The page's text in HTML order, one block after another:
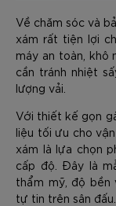
Về chăm sóc và
xám rất tiện lợi
máy an toàn, khô
cần tránh nhiệt
lượng vải.
Với thiết kế gọn
liệu tối ưu cho
xám là lựa chọn
cấp độ. Đây là
thẩm mỹ, độ bền
tự tin trên sân đấu.